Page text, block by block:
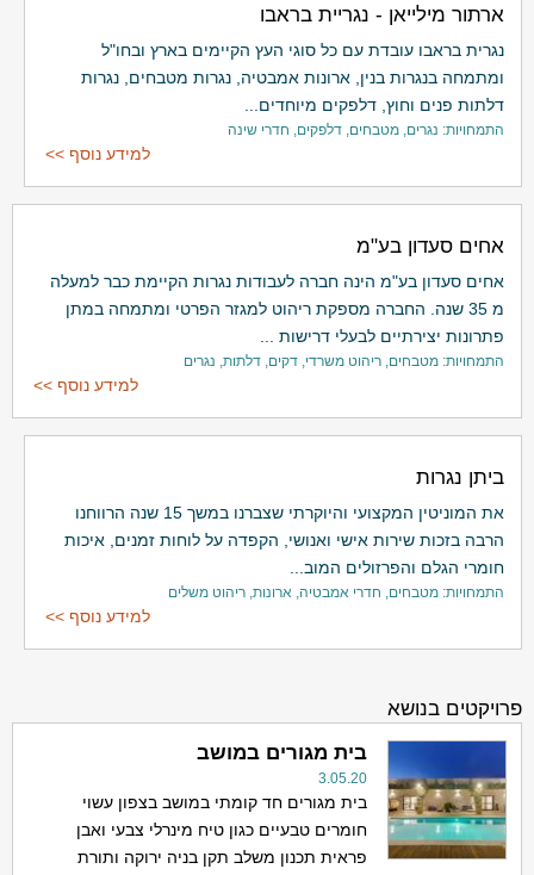
ארתור מילייאן - נגריית בראבו
נגרית בראבו עובדת עם כל סוגי העץ הקיימים בארץ ובחו"ל
ומתמחה בנגרות בנין, ארונות אמבטיה, נגרות מטבחים, נגרות
דלתות פנים וחוץ, דלפקים מיוחדים...
התמחויות: נגרים, מטבחים, דלפקים, חדרי שינה
למידע נוסף >>
אחים סעדון בע"מ
אחים סעדון בע"מ הינה חברה לעבודות נגרות הקיימת כבר למעלה
מ 35 שנה. החברה מספקת ריהוט למגזר הפרטי ומתמחה במתן
פתרונות יצירתיים לבעלי דרישות ...
התמחויות: מטבחים, ריהוט משרדי, דקים, דלתות, נגרים
למידע נוסף >>
ביתן נגרות
את המוניטין המקצועי והיוקרתי שצברנו במשך 15 שנה הרווחנו
הרבה בזכות שירות אישי ואנושי, הקפדה על לוחות זמנים, איכות
חומרי הגלם והפרזולים המוב...
התמחויות: מטבחים, חדרי אמבטיה, ארונות, ריהוט משלים
למידע נוסף >>
פרויקטים בנושא
בית מגורים במושב
3.05.20
בית מגורים חד קומתי במושב בצפון עשוי
חומרים טבעיים כגון טיח מינרלי צבעי ואבן
פראית תכנון משלב תקן בניה ירוקה ותורת